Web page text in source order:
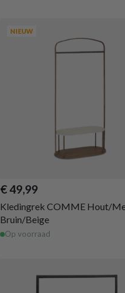
NIEUW
€ 49,99
Kledingrek COMME Hout/
Bruin/Beige
Op voorraad